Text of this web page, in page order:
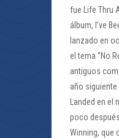
fue Life Thru
álbum, I’ve
lanzado en
el tema “No
antiguos
año siguiente
Landed en
poco
Winning, que